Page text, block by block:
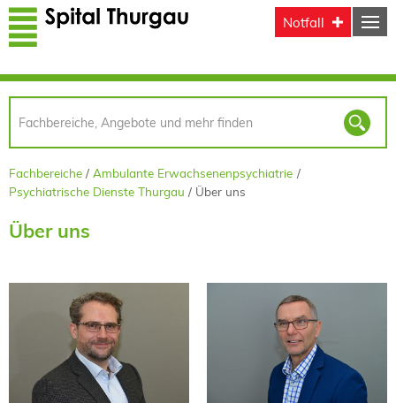
Direkt zum Inhalt
Notfall
Fachbereiche
Ambulante Erwachsenenpsychiatrie
Psychiatrische Dienste Thurgau
Über uns
Über uns
Rainer Krähenmann Michael Lehmann